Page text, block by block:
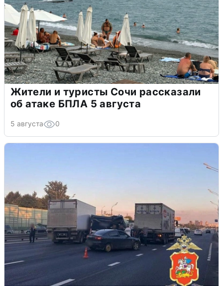
Жители и туристы Сочи рассказали
об атаке БПЛА 5 августа
5 августа 0